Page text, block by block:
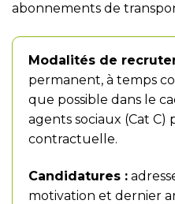
abonnements de
Modalités de
permanent, à temps
que possible dans le
agents sociaux (Cat C)
contractuelle.
Candidatures :
motivation et dernier